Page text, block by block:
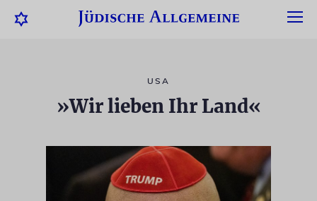
USA
»Wir lieben Ihr Land«